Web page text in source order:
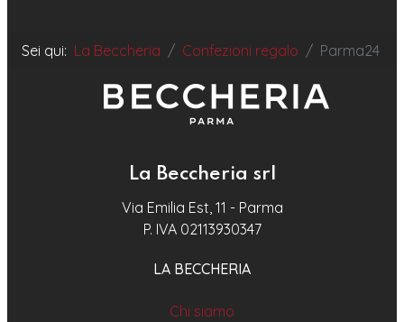
Sei qui: La Beccheria Confezioni regalo Parma24
La Beccheria srl
Via Emilia Est, 11 - Parma
P. IVA 02113930347
LA BECCHERIA
Chi siamo